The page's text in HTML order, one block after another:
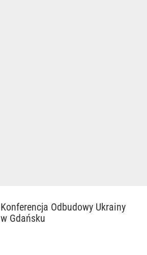
Konferencja Odbudowy Ukrainy
w Gdańsku